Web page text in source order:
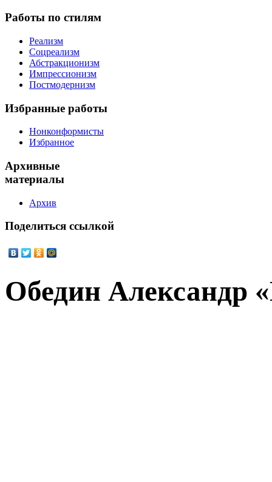
Работы по стилям
Реализм
Соцреализм
Абстракционизм
Импрессионизм
Постмодернизм
Избранные работы
Нонконформисты
Избранное
Архивные
материалы
Архив
Поделиться ссылкой
Обедин Александр